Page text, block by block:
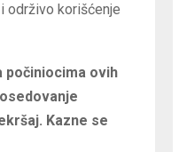
održivo korišćenje
počiniocima ovih
Kazne se